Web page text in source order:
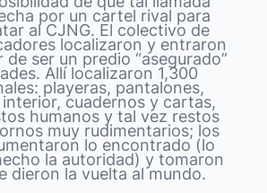
por un cartel rival para
al CJNG. El colectivo de
localizaron y entraron
de ser un predio “asegurado”
Allí localizaron 1,300
playeras, pantalones,
cuadernos y cartas,
humanos y tal vez restos
muy rudimentarios; los
lo encontrado (lo
la autoridad) y tomaron
dieron la vuelta al mundo.